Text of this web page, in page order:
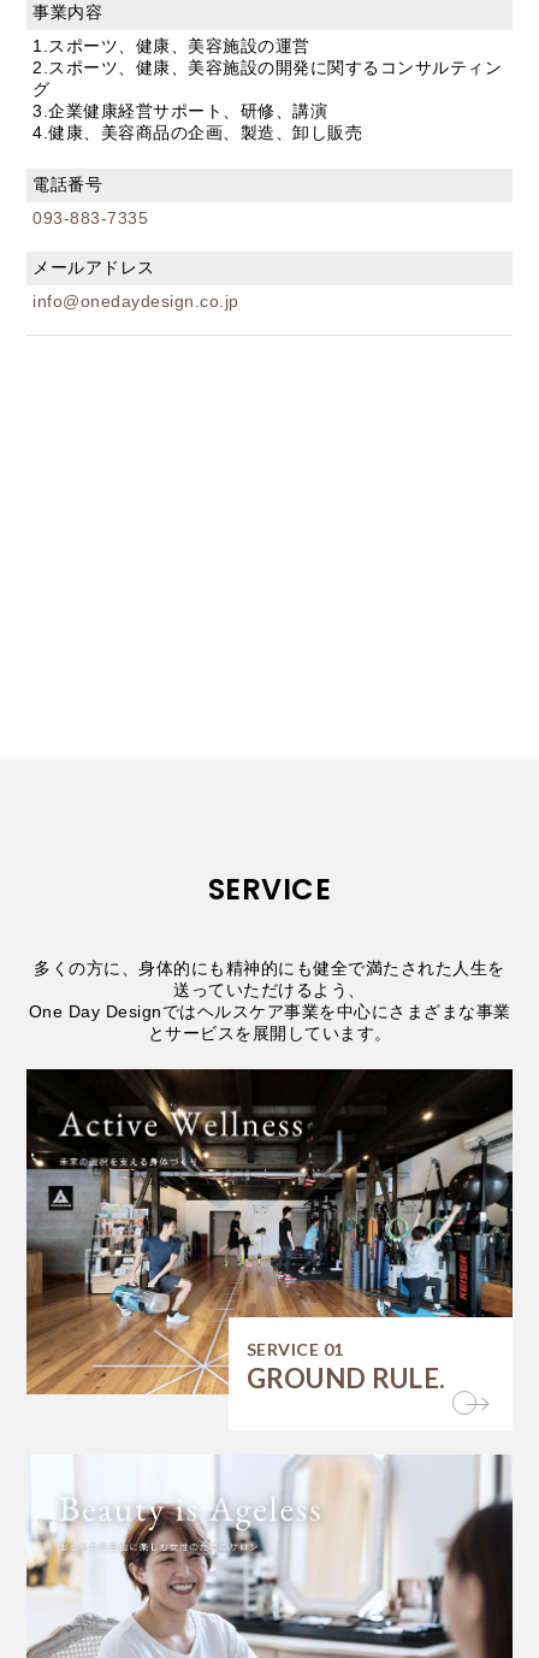
事業内容
1.スポーツ、健康、美容施設の運営
2.スポーツ、健康、美容施設の開発に関するコンサルティン
グ
3.企業健康経営サポート、研修、講演
4.健康、美容商品の企画、製造、卸し販売
電話番号
093-883-7335
メールアドレス
info@onedaydesign.co.jp
SERVICE
多くの方に、身体的にも精神的にも健全で満たされた人生を
送っていただけるよう、
One Day Designではヘルスケア事業を中心にさまざまな事業
とサービスを展開しています。
SERVICE 01
GROUND RULE.